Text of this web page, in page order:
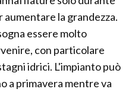
la grandezza.
essere molto
con particolare
idrici. L'impianto può
a primavera mentre va